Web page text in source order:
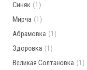
Синяк (1)
Мирча (1)
Абрамовка (1)
Здоровка (1)
Великая Солтановка (1)